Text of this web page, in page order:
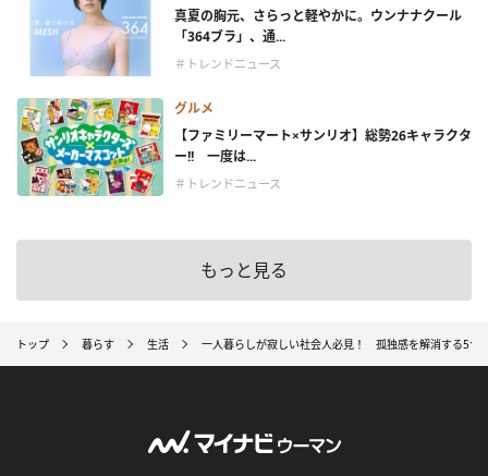
真夏の胸元、さらっと軽やかに。ウンナナクール
「364ブラ」、通...
＃トレンドニュース
グルメ
【ファミリーマート×サンリオ】総勢26キャラクタ
ー!! 一度は...
＃トレンドニュース
もっと見る
トップ 暮らす 生活 一人暮らしが寂しい社会人必見！ 孤独感を解消する5つ